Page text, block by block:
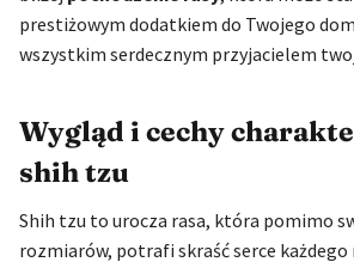
prestiżowym dodatkiem do Twojego
wszystkim serdecznym przyjacielem
Wygląd i cechy
shih tzu
Shih tzu to urocza rasa, która pomimo
rozmiarów, potrafi skraść serce każdego